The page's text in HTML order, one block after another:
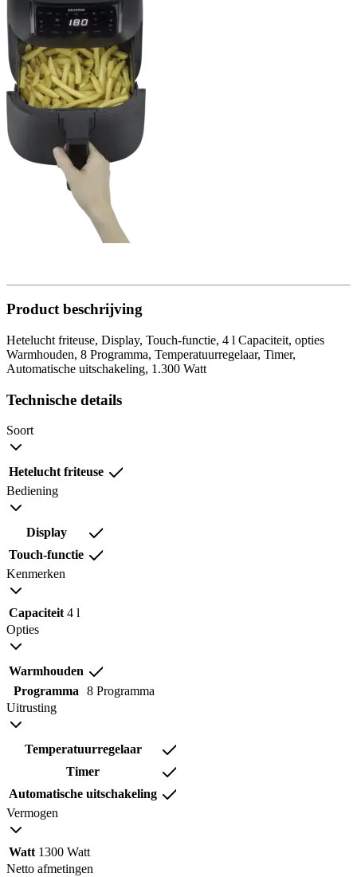
Product beschrijving
Hetelucht friteuse, Display, Touch-functie, 4 l Capaciteit, opties
Warmhouden, 8 Programma, Temperatuurregelaar, Timer,
Automatische uitschakeling, 1.300 Watt
Technische details
Soort
Hetelucht friteuse
Bediening
Display
Touch-functie
Kenmerken
Capaciteit 4 l
Opties
Warmhouden
Programma
8 Programma
Uitrusting
Temperatuurregelaar
Timer
Automatische uitschakeling
Vermogen
Watt 1300 Watt
Netto afmetingen